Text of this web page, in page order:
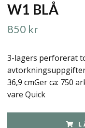
W1 BLÅ
850 kr
3-lagers perforerat
36,9 cmGer ca: 750
vare Quick